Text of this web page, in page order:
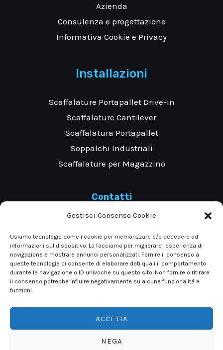
Gestisci Consenso Cookie
Usiamo tecnologie come i cookie per memorizzare e/o accedere ad
informazioni sul dispositivo. Lo facciamo per migliorare l'esperienza di
navigazione e mostrare annunci personalizzati. Fornire il consenso a
queste tecnologie ci consente di elaborare dati quali il comportamento
durante la navigazione o ID univoche su questo sito. Non fornire o ritirare
il consenso potrebbe influire negativamente su alcune funzionalità e
funzioni.
ACCETTA
NEGA
Azienda
Consulenza e progettazione
Informativa Cookie e Privacy
Installazioni
Scaffalature Portapallet Drive-in
Scaffalature Cantilever
Scaffalatura Portapallet
Soppalchi Industriali
Scaffalature per Magazzino
Contatti
Via Evangelista Torricelli 39, 10028 Trofarello
Torino
Tel: +390116497569 +390116497597